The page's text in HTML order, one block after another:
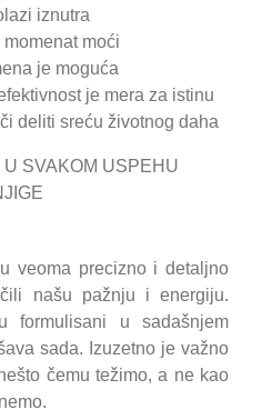
iznutra
moći
je moguća
je mera za istinu
deliti sreću životnog daha
SVAKOM USPEHU
veoma precizno i detaljno
našu pažnju i energiju.
formulisani u sadašnjem
sada. Izuzetno je važno
čemu težimo, a ne kao